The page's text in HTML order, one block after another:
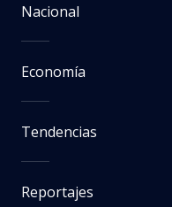
Nacional
Economía
Tendencias
Reportajes